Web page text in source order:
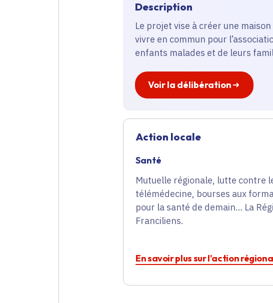
Description
Le projet vise à créer une
vivre en commun pour
enfants malades et de leurs
Voir la délibération
Action locale
Santé
Mutuelle régionale, lutte contre
télémédecine, bourses aux
pour la santé de demain… La
Franciliens.
En savoir plus sur l'action